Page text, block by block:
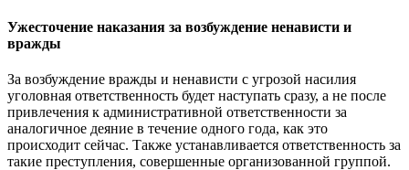
Ужесточение наказания за возбуждение ненависти и
вражды
За возбуждение вражды и ненависти с угрозой насилия
уголовная ответственность будет наступать сразу, а не после
привлечения к административной ответственности за
аналогичное деяние в течение одного года, как это
происходит сейчас. Также устанавливается ответственность за
такие преступления, совершенные организованной группой.